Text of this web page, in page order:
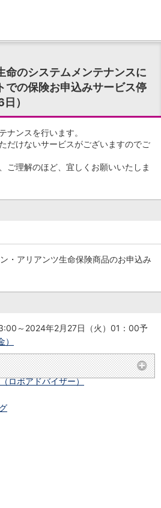
ァンディングTOP
ロボアドバイザー）
命のシステムメンテナンスに
での保険お申込みサービス停
）
ナンスを行います。
だけないサービスがございますのでご
ご理解のほど、宜しくお願いいたしま
・アリアンツ生命保険商品のお申込み
～2024年2月27日（火）01：00予